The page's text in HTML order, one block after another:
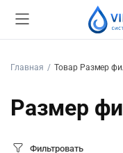
Главная Товар Размер
Размер
Фильтровать